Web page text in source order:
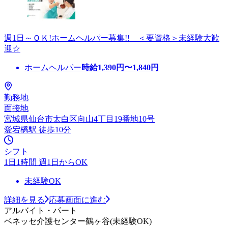
週1日～ＯＫ!ホームヘルパー募集!! ＜要資格＞未経験大歓
迎☆
ホームヘルパー時給1,390円〜1,840円
勤務地
面接地
宮城県仙台市太白区向山4丁目19番地10号
愛宕橋駅 徒歩10分
シフト
1日1時間 週1日からOK
未経験OK
詳細を見る
応募画面に進む
アルバイト・パート
ベネッセ介護センター鶴ヶ谷(未経験OK)